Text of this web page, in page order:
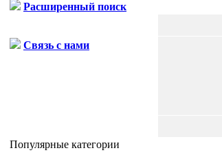
Расширенный поиск
Связь с нами
Популярные категории